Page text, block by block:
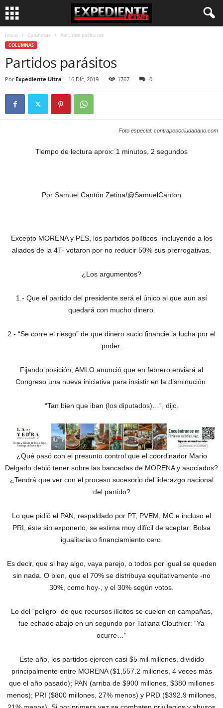
Inicio Columnas Partidos parásitos
COLUMNAS
Partidos parásitos
Por Expediente Ultra - 16 Dic, 2019 1767 0
Foto especial: contrapesociudadano.com
Tiempo de lectura aprox: 1 minutos, 2 segundos
Por Samuel Cantón Zetina/@SamuelCanton
Excepto MORENA y PES, los partidos políticos -incluyendo a los
aliados de la 4T- votaron por no reducir 50% sus prerrogativas.
¿Los argumentos?
1.- Que el partido del presidente será el único al que aun así
quedará con mucho dinero.
2.- “Se corre el riesgo” de que dinero sucio financie la lucha por el
poder.
Fijando posición, AMLO anunció que en febrero enviará al
Congreso una nueva iniciativa para insistir en la disminución.
“Tan bien que iban (los diputados)…”, dijo.
¿Qué pasó con el presunto control que el coordinador Mario
Delgado debió tener sobre las bancadas de MORENA y asociados?
¿Tendrá que ver con el proceso sucesorio del liderazgo nacional
del partido?
Lo que pidió el PAN, respaldado por PT, PVEM, MC e incluso el
PRI, éste sin exponerlo, se estima muy difícil de aceptar: Bolsa
igualitaria o financiamiento cero.
Es decir, que si hay algo, vaya parejo, o todos por igual se queden
sin nada. O bien, que el 70% se distribuya equitativamente -no
30%, como hoy-, y el 30% según votos.
Lo del “peligro” de que recursos ilícitos se cuelen en campañas,
fue echado abajo en un segundo por Tatiana Clouthier: “Ya
ocurre…”
Este año, los partidos ejercen casi $5 mil millones, dividido
principalmente entre MORENA ($1,557.2 millones, 4 veces más
que el año pasado); PAN (arriba de $900 millones, $380 millones
menos); PRI ($800 millones, 27% menos) y PRD ($392.9 millones,